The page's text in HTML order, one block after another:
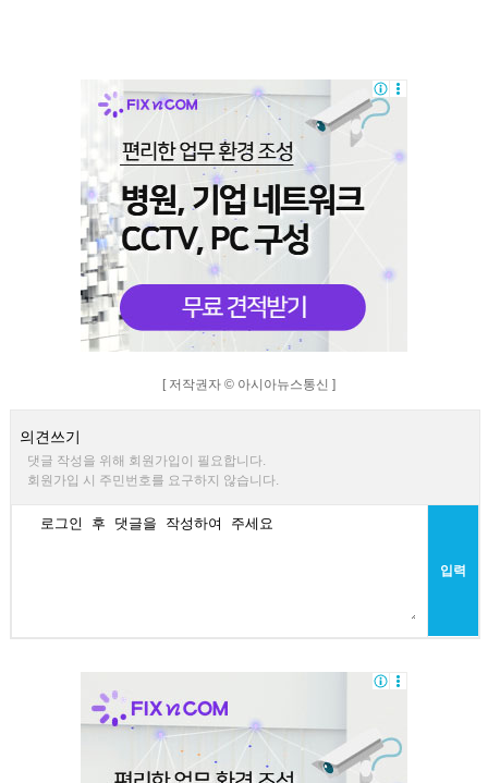
[ 저작권자 © 아시아뉴스통신 ]
의견쓰기
댓글 작성을 위해 회원가입이 필요합니다.
회원가입 시 주민번호를 요구하지 않습니다.
입력